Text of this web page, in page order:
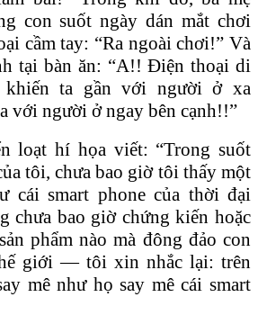
con suốt ngày dán mắt chơi
cầm tay: “Ra ngoài chơi!” Và
tại bàn ăn: “A!! Điện thoại di
ta gần với người ở xa
với người ở ngay bên cạnh!!”
loạt hí họa viết: “Trong suốt
tôi, chưa bao giờ tôi thấy một
cái smart phone của thời đại
chưa bao giờ chứng kiến hoặc
phẩm nào mà đông đảo con
giới — tôi xin nhắc lại: trên
mê như họ say mê cái smart